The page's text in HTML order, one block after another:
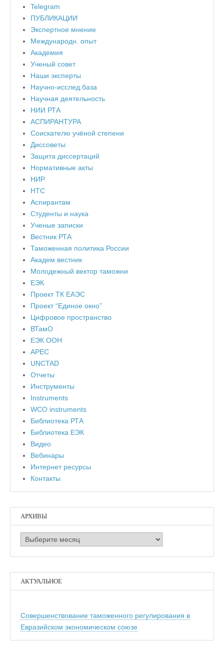
Telegram
ПУБЛИКАЦИИ
Экспертное мнение
Международн. опыт
Академия
Ученый совет
Наши эксперты
Научно-исслед.база
Научная деятельность
НИИ РТА
АСПИРАНТУРА
Соискателю учёной степени
Диссоветы
Защита диссертаций
Нормативные акты
НИР
НТС
Аспирантам
Студенты и наука
Ученые записки
Вестник РТА
Таможенная политика России
Академ.вестник
Молодежный вектор таможни
ЕЭК
Проект ТК ЕАЭС
Проект “Единое окно”
Цифровое пространство
ВТамО
ЕЭК ООН
APEC
UNCTAD
Отчеты
Инструменты
Instruments
WCO instruments
Библиотека РТА
Библиотека ЕЭК
Видео
Вебинары
Интернет ресурсы
Контакты
АРХИВЫ
Архивы
АКТУАЛЬНОЕ
Совершенствование таможенного регулирования в
Евразийском экономическом союзе